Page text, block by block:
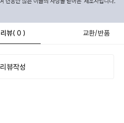
리뷰( 0 ) 교환/반품
리뷰작성